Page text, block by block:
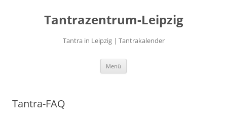
Tantrazentrum-Leipzig
Tantra in Leipzig | Tantrakalender
Menü
Tantra-FAQ